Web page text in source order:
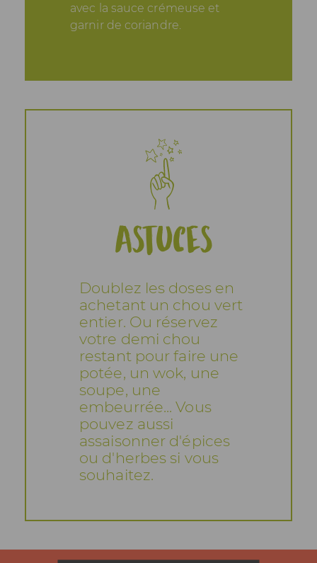
avec la sauce crémeuse et
garnir de coriandre.
Astuces
Doublez les doses en
achetant un chou vert
entier. Ou réservez
votre demi chou
restant pour faire une
potée, un wok, une
soupe, une
embeurrée... Vous
pouvez aussi
assaisonner d'épices
ou d'herbes si vous
souhaitez.